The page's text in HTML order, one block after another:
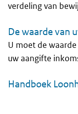
verdeling van
De waarde van
U moet de
uw aangifte
Handboek